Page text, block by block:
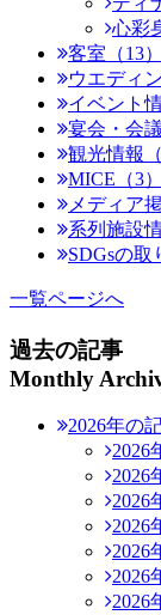
心彩
客室（13）
ウエディ
イベント
宴会・会議
観光情報（
MICE（3）
メディア
系列施設
SDGsの取
一覧ページへ
過去の記事
Monthly
2026年の
2026
2026
2026
2026
2026
2026
2026